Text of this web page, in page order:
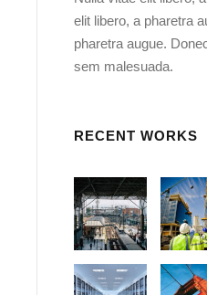
elit libero, a pharetra
pharetra augue.
sem malesuada.
RECENT WORKS